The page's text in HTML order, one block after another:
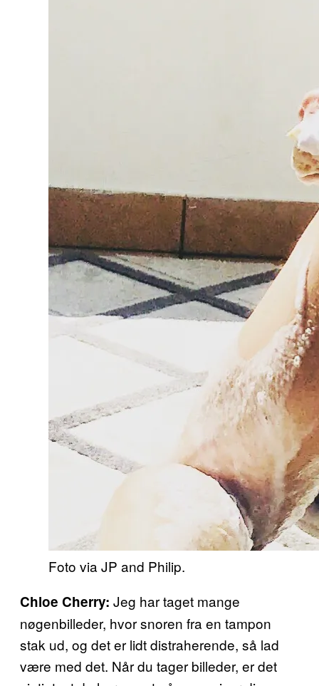
Foto via JP and Philip.
Chloe Cherry: Jeg har taget mange
nøgenbilleder, hvor snoren fra en tampon
stak ud, og det er lidt distraherende, så lad
være med det. Når du tager billeder, er det